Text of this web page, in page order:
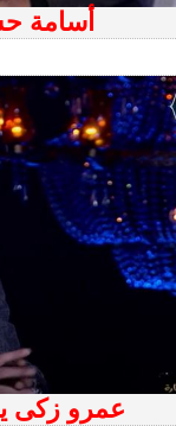
أسامة
عمرو زكى